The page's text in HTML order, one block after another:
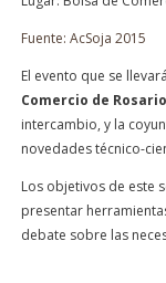
Fuente: AcSoja 2015
El evento que se
Comercio de Rosario
intercambio, y la
novedades técnico-
Los objetivos de este
presentar
debate sobre las